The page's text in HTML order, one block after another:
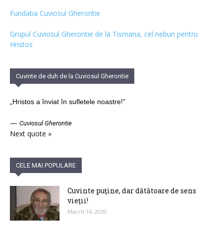
Fundatia Cuviosul Gherontie
Grupul Cuviosul Gherontie de la Tismana, cel nebun pentru
Hristos
Cuvinte de duh de la Cuviosul Gherontie
„Hristos a înviat în sufletele noastre!”
— Cuviosul Gherontie
Next quote »
CELE MAI POPULARE
Cuvinte puţine, dar dătătoare de sens
vieţii!
March 16, 2020